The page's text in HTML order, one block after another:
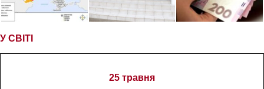
У СВІТІ
25 травня